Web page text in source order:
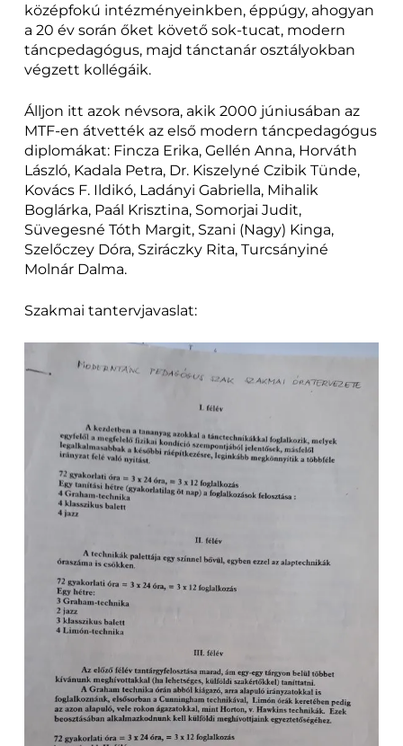
középfokú intézményeinkben, éppúgy, ahogyan
a 20 év során őket követő sok-tucat, modern
táncpedagógus, majd tánctanár osztályokban
végzett kollégáik.
Álljon itt azok névsora, akik 2000 júniusában az
MTF-en átvették az első modern táncpedagógus
diplomákat: Fincza Erika, Gellén Anna, Horváth
László, Kadala Petra, Dr. Kiszelyné Czibik Tünde,
Kovács F. Ildikó, Ladányi Gabriella, Mihalik
Boglárka, Paál Krisztina, Somorjai Judit,
Süvegesné Tóth Margit, Szani (Nagy) Kinga,
Szelőczey Dóra, Sziráczky Rita, Turcsányiné
Molnár Dalma.
Szakmai tantervjavaslat: